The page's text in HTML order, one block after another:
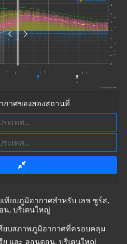
กาศของสองสถานที่
ทียบภูมิอากาศสำหรับ เลช ซูร์ส,
น, บริเตนใหญ่
ยบสภาพภูมิอากาศที่ครอบคลุม
ย และ ลอนดอน, บริเตนใหญ่